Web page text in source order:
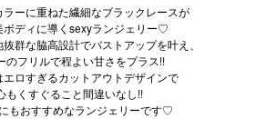
ラーに重ねた繊細なブラックレースが
ボディに導くsexyランジェリー♡
群な脇高設計でバストアップを叶え、
のフリルで程よい甘さをプラス!!
エロすぎるカットアウトデザインで
もくすぐること間違いなし!!
もおすすめなランジェリーです♡